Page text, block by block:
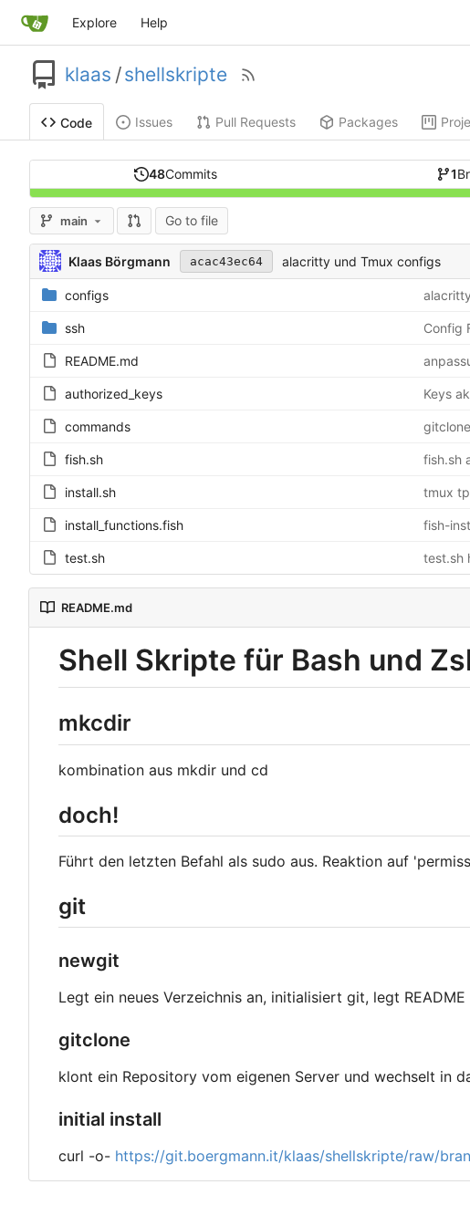
Explore Help
klaas /shellskripte
Code Issues Pull Requests Packages
48Commits 1
main Go to file
Klaas Börgmann acac43ec64 alacritty und Tmux configs
configs
ssh Config
README.md
authorized_keys Keys
commands gitclone
fish.sh fish.sh
install.sh tmux
install_functions.fish fish-
test.sh test.sh
README.md
Shell Skripte für Bash und
mkcdir
kombination aus mkdir und cd
doch!
Führt den letzten Befahl als sudo aus. Reaktion auf
git
newgit
Legt ein neues Verzeichnis an, initialisiert git, legt
gitclone
klont ein Repository vom eigenen Server und wechselt in
initial install
curl -o- https://git.boergmann.it/klaas/shellskripte/raw/